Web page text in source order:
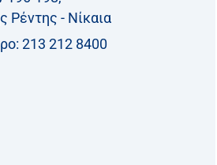
Ρέντης - Νίκαια
213 212 8400